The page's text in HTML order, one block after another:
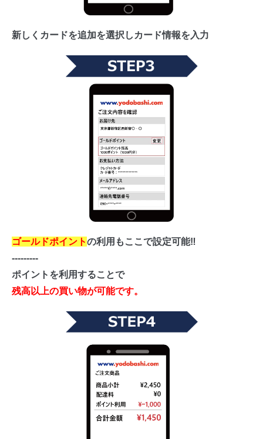
新しくカードを追加を選択しカード情報を入力
ゴールドポイントの利用もここで設定可能‼
---------
ポイントを利用することで
残高以上の買い物が可能です。